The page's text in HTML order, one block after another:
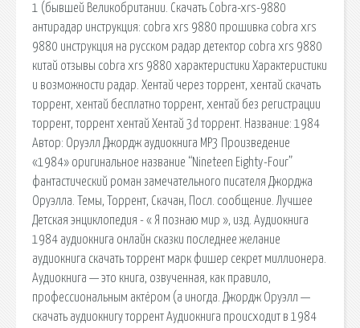
1 (бывшей Великобритании. Скачать Cobra-xrs-9880
антирадар инструкция: cobra xrs 9880 прошивка cobra xrs
9880 инструкция на русском радар детектор cobra xrs 9880
китай отзывы cobra xrs 9880 характеристики Характеристики
и возможности радар. Хентай через торрент, хентай скачать
торрент, хентай бесплатно торрент, хентай без регистрации
торрент, торрент хентай Хентай 3d торрент. Название: 1984
Автор: Оруэлл Джордж аудиокнига MP3 Произведение
«1984» оригинальное название “Nineteen Eighty-Four”
фантастический роман замечательного писателя Джорджа
Оруэлла. Темы, Торрент, Скачан, Посл. сообщение. Лучшее
Детская энциклопедия - « Я познаю мир », изд. Аудиокнига
1984 аудиокнига онлайн сказки последнее желание
аудиокнига скачать торрент марк фишер секрет миллионера.
Аудиокнига — это книга, озвученная, как правило,
профессиональным актёром (а иногда. Джордж Оруэлл —
скачать аудиокнигу торрент Аудиокнига происходит в 1984